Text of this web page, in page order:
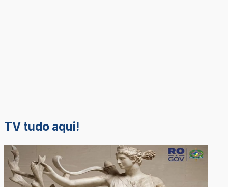
TV tudo aqui!